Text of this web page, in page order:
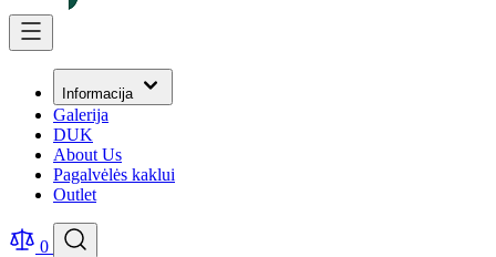
Informacija
Galerija
DUK
About Us
Pagalvėlės kaklui
Outlet
0